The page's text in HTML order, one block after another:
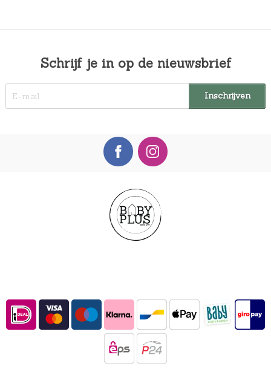
Schrijf je in op de nieuwsbrief